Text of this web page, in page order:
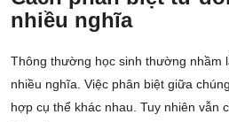
nhiều nghĩa
Thông thường học sinh thường nhầm
nhiều nghĩa. Việc phân biệt giữa
hợp cụ thể khác nhau. Tuy nhiên vẫn